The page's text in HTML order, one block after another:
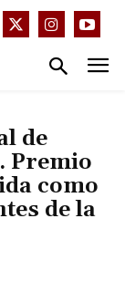
de
Premio
como
de la